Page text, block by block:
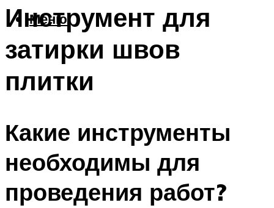
Меню
Инструмент для
затирки швов
плитки
Какие инструменты
необходимы для
проведения работ?